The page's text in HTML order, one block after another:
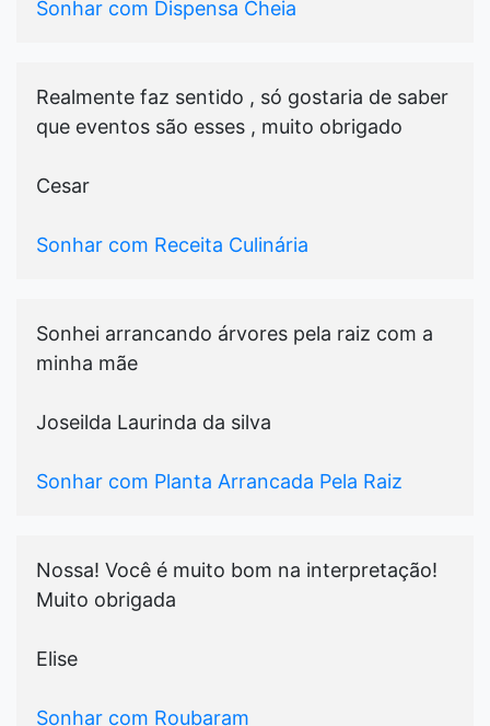
Sonhar com Dispensa Cheia
Realmente faz sentido , só gostaria de saber
que eventos são esses , muito obrigado
Cesar
Sonhar com Receita Culinária
Sonhei arrancando árvores pela raiz com a
minha mãe
Joseilda Laurinda da silva
Sonhar com Planta Arrancada Pela Raiz
Nossa! Você é muito bom na interpretação!
Muito obrigada
Elise
Sonhar com Roubaram